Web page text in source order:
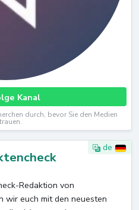
Kanal
durch, bevor Sie den Medien
de
Redaktion von
wir euch mit den neuesten